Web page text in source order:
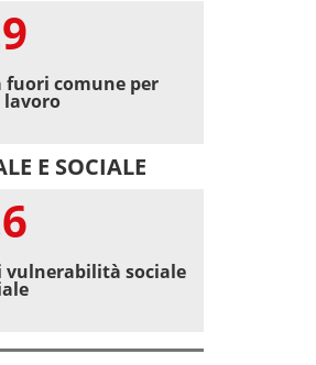
comune per
lavoro
E SOCIALE
vulnerabilità sociale